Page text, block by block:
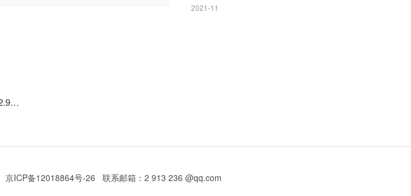
四川宜宾市珙县发生2.9级地震 震源深度10千米
2021-11
京ICP备12018864号-26 联系邮箱：2 913 236 @qq.com